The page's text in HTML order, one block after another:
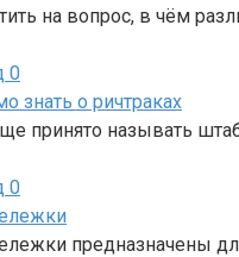
на вопрос, в чём
0
знать о ричтраках
принято называть
0
предназначены